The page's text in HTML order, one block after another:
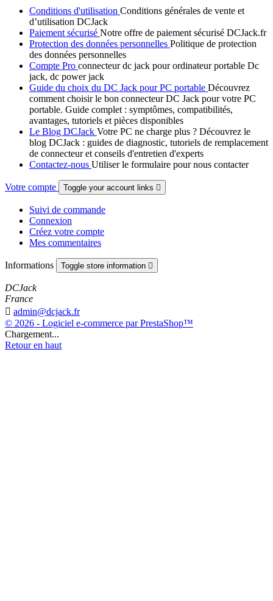
Conditions d'utilisation Conditions générales de vente et
d’utilisation DCJack
Paiement sécurisé Notre offre de paiement sécurisé DCJack.fr
Protection des données personnelles Politique de protection
des données personnelles
Compte Pro connecteur dc jack pour ordinateur portable Dc
jack, dc power jack
Guide du choix du DC Jack pour PC portable Découvrez
comment choisir le bon connecteur DC Jack pour votre PC
portable. Guide complet : symptômes, compatibilités,
avantages, tutoriels et pièces disponibles
Le Blog DCJack Votre PC ne charge plus ? Découvrez le
blog DCJack : guides de diagnostic, tutoriels de remplacement
de connecteur et conseils d'entretien d'experts
Contactez-nous Utiliser le formulaire pour nous contacter
Votre compte Toggle your account links 
Suivi de commande
Connexion
Créez votre compte
Mes commentaires
Informations Toggle store information 
DCJack
France
 admin@dcjack.fr
© 2026 - Logiciel e-commerce par PrestaShop™
Chargement...
Retour en haut